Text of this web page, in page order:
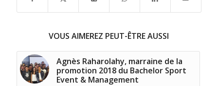
VOUS AIMEREZ PEUT-ÊTRE AUSSI
Agnès Raharolahy, marraine de la
promotion 2018 du Bachelor Sport
Event & Management